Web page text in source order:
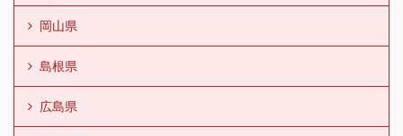
岡山県
島根県
広島県